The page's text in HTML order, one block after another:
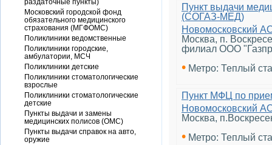
Пункт выдачи
(СОГАЗ-МЕД)
Новомосковский
Москва, п.
филиал ООО
• Метро: Теплый
Пункт МФЦ по
Новомосковский
Москва,
• Метро: Теплый
Московский городской фонд
обязательного медицинского
страхования (МГФОМС)
Поликлиники ведомственные
Поликлиники городские,
амбулатории, МСЧ
Поликлиники детские
Поликлиники стоматологические
взрослые
Поликлиники стоматологические
детские
Пункты выдачи и замены
медицинских полисов (ОМС)
Пункты выдачи справок на авто,
оружие